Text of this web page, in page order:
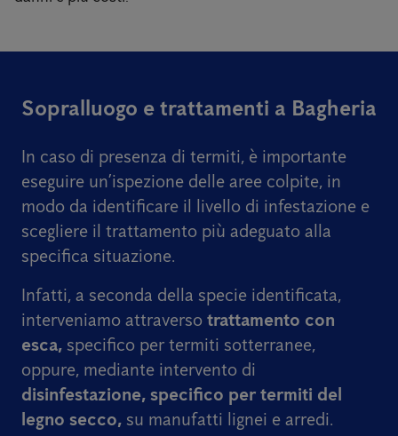
Sopralluogo e trattamenti a Bagheria
In caso di presenza di termiti, è importante
eseguire un’ispezione delle aree colpite, in
modo da identificare il livello di infestazione e
scegliere il trattamento più adeguato alla
specifica situazione.
Infatti, a seconda della specie identificata,
interveniamo attraverso trattamento con
esca, specifico per termiti sotterranee,
oppure, mediante intervento di
disinfestazione, specifico per termiti del
legno secco, su manufatti lignei e arredi.